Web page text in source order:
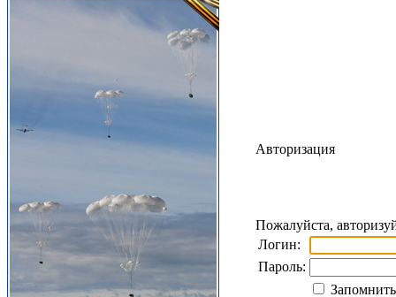
Авторизация
Пожалуйста,
Логин:
Пароль: